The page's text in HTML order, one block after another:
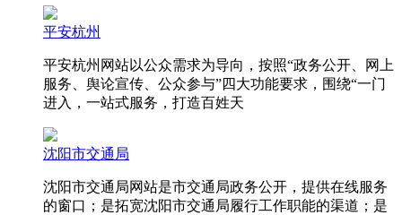
平安杭州
平安杭州网站以公众需求为导向，按照“政务公开、网上
服务、舆论宣传、公众参与”四大功能要求，围绕“一门
进入，一站式服务，打造百姓天
沈阳市交通局
沈阳市交通局网站是市交通局政务公开，提供在线服务
的窗口；是拓宽沈阳市交通局履行工作职能的渠道；是